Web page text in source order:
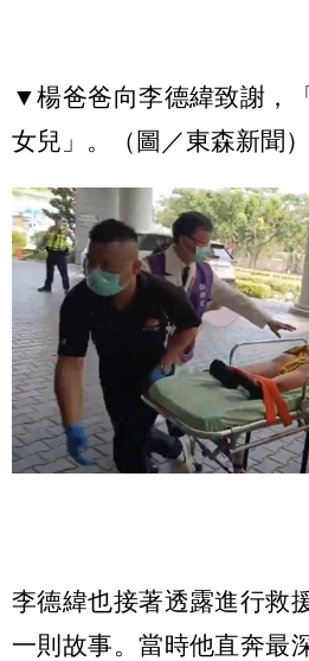
▼楊爸爸向李德緯致謝，
女兒」。（圖／東森新聞）
李德緯也接著透露進行救
一則故事。當時他直奔最